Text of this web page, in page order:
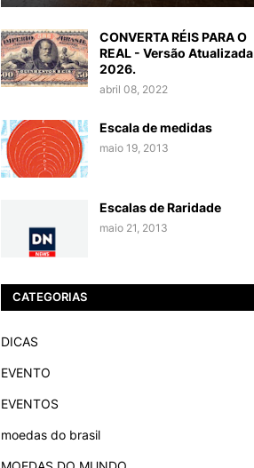
CONVERTA RÉIS PARA O
REAL - Versão Atualizada
2026.
abril 08, 2022
Escala de medidas
maio 19, 2013
Escalas de Raridade
maio 21, 2013
CATEGORIAS
DICAS
EVENTO
EVENTOS
moedas do brasil